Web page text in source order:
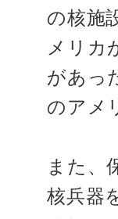
の核施
メリカ
があっ
のアメ
また、
核兵器